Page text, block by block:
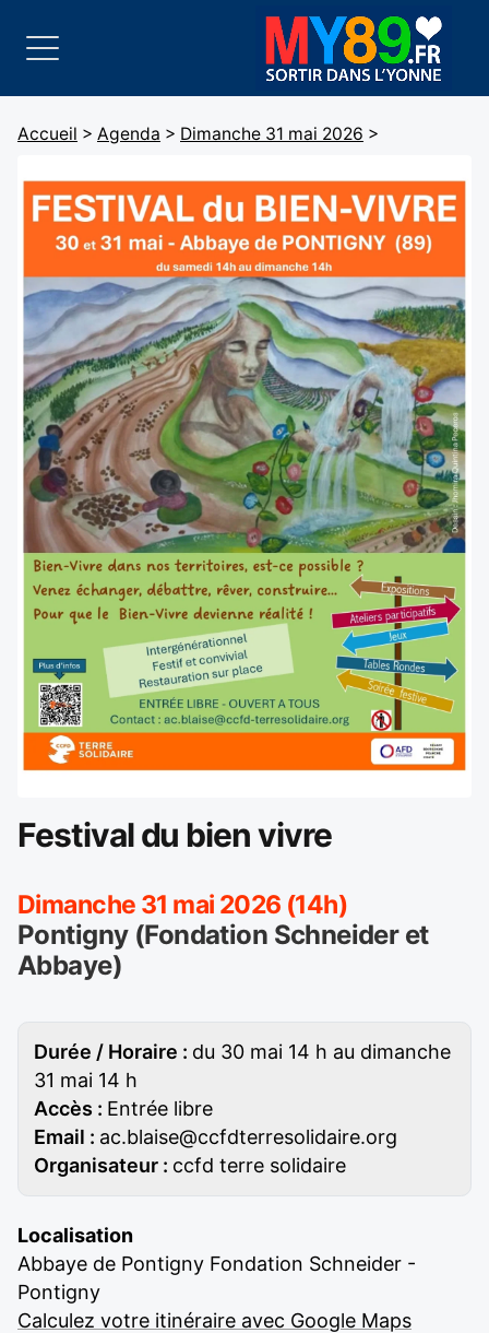
Accueil > Agenda > Dimanche 31 mai 2026 >
Festival du bien vivre
Dimanche 31 mai 2026 (14h)
Pontigny (Fondation Schneider et
Abbaye)
Durée / Horaire : du 30 mai 14 h au dimanche
31 mai 14 h
Accès : Entrée libre
Email : ac.blaise@ccfdterresolidaire.org
Organisateur : ccfd terre solidaire
Localisation
Abbaye de Pontigny Fondation Schneider -
Pontigny
Calculez votre itinéraire avec Google Maps